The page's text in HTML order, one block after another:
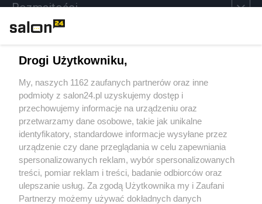
Rozmaitości
Sport
Społeczeństwo
Kultura
X Facebook Instagram Youtube
Drogi Użytkowniku,
My, naszych 1162 zaufanych partnerów oraz inne
podmioty z salon24.pl uzyskujemy dostęp i
przechowujemy informacje na urządzeniu oraz
przetwarzamy dane osobowe, takie jak unikalne
identyfikatory, standardowe informacje wysyłane przez
urządzenie czy dane przeglądania w celu zapewniania
spersonalizowanych reklam, wybór spersonalizowanych
treści, pomiar reklam i treści, badanie odbiorców oraz
ulepszanie usług. Za zgodą Użytkownika my i Zaufani
Partnerzy możemy używać dokładnych danych